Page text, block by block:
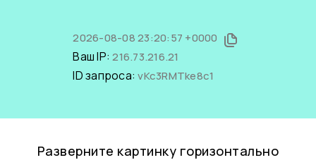
2026-08-08 23:20:57 +0000
Ваш IP:216.73.216.21
ID запроса:vKc3RMTke8c1
Разверните картинку горизонтально